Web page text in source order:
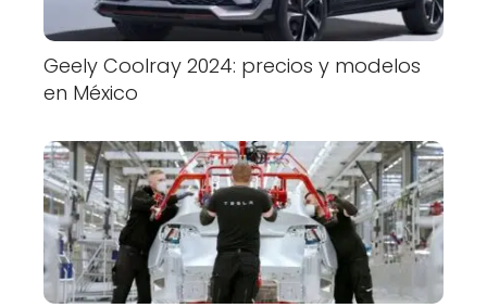
Geely Coolray 2024: precios y modelos
en México